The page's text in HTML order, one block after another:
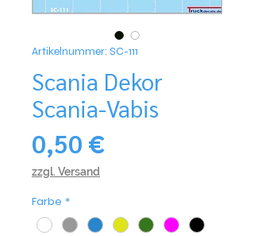
Artikelnummer: SC-111
Scania Dekor
Scania-Vabis
0,50 €Preis
zzgl. Versand
Farbe *